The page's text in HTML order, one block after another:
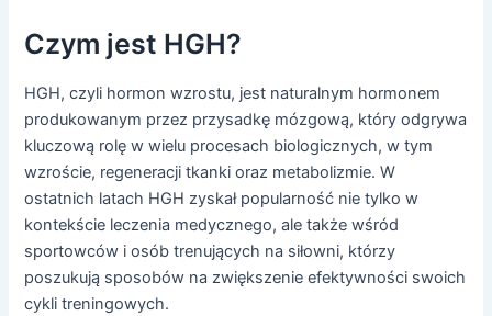
Czym jest HGH?
HGH, czyli hormon wzrostu, jest naturalnym hormonem
produkowanym przez przysadkę mózgową, który odgrywa
kluczową rolę w wielu procesach biologicznych, w tym
wzroście, regeneracji tkanki oraz metabolizmie. W
ostatnich latach HGH zyskał popularność nie tylko w
kontekście leczenia medycznego, ale także wśród
sportowców i osób trenujących na siłowni, którzy
poszukują sposobów na zwiększenie efektywności swoich
cykli treningowych.